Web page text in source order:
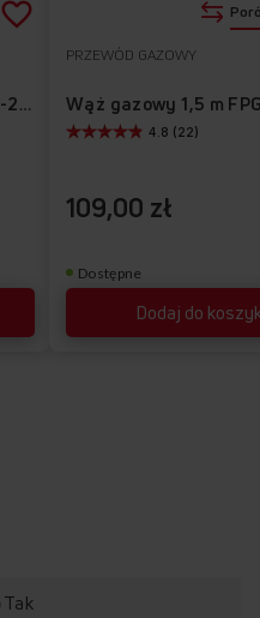
Wąż gazowy 2 m FPGS-08B-200
Dodaj
listyulubionych
Dostępne
PRZEWÓD GAZOWY
Dodaj do
4.8 (22)
109,00 zł
Tak